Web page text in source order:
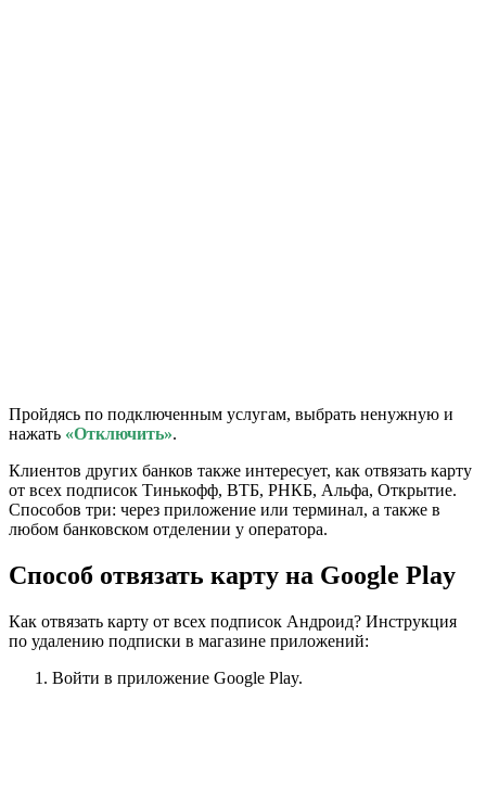
Пройдясь по подключенным услугам, выбрать ненужную и
нажать «Отключить».
Клиентов других банков также интересует, как отвязать карту
от всех подписок Тинькофф, ВТБ, РНКБ, Альфа, Открытие.
Способов три: через приложение или терминал, а также в
любом банковском отделении у оператора.
Способ отвязать карту на Google Play
Как отвязать карту от всех подписок Андроид? Инструкция
по удалению подписки в магазине приложений:
Войти в приложение Google Play.